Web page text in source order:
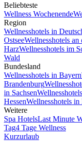
Beliebteste
Wellness Wochenende
Region
Wellnesshotels in
OstseeWellnesshotels an
HarzWellnesshotels im
Wald
Bundesland
Wellnesshotels in Bayern
Brandenburg
in Sachsen
HessenWellnesshotels in
Weitere
Spa HotelsLast Minute
Tag4 Tage Wellness
Kurzurlaub